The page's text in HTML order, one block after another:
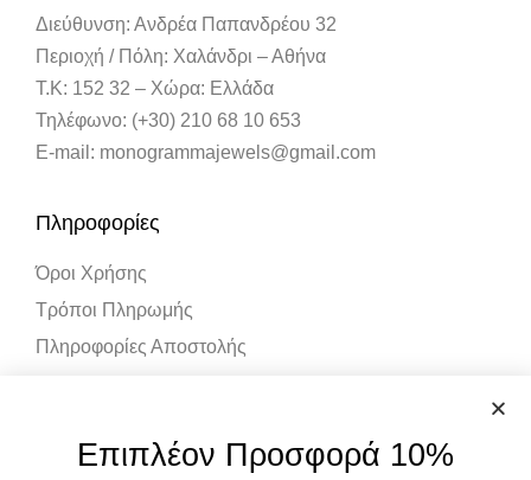
Διεύθυνση: Ανδρέα Παπανδρέου 32
Περιοχή / Πόλη: Χαλάνδρι – Αθήνα
Τ.Κ: 152 32 – Χώρα: Ελλάδα
Τηλέφωνο: (+30) 210 68 10 653
E-mail: monogrammajewels@gmail.com
Πληροφορίες
Όροι Χρήσης
Τρόποι Πληρωμής
Πληροφορίες Αποστολής
Ο Λογαριασμός μου
Επιπλέον Προσφορά 10%